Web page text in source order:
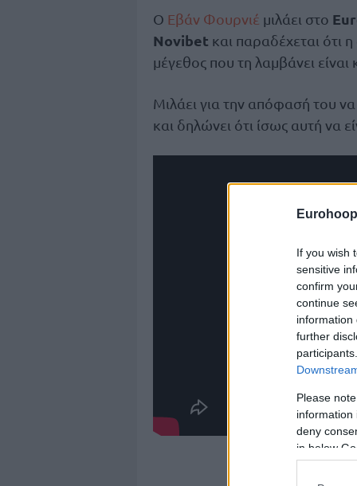
If you wish
sensitive
confirm
continue
information
further
Please
information
deny
in below
Ο Εβάν Φουρνιέ μιλάει στο
Novibet και παραδέχεται
μέγεθος που τη λαμβάνει
Μιλάει για την απόφασή του
και δηλώνει ότι ίσως αυτή να
Το